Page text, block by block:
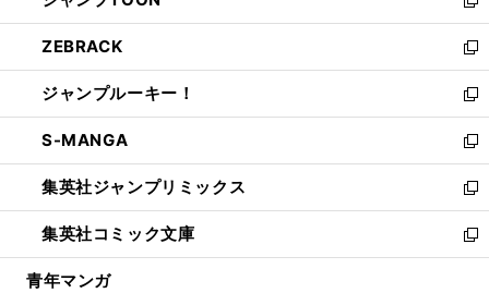
開
く
ウ
で
開
く
ン
ド
ウ
で
開
く
ウ
ィ
ン
ド
ウ
で
開
く
新
し
い
ウ
ィ
ン
ド
ウ
で
開
く
ZEBRACK
新
し
い
ウ
ィ
ン
ド
ウ
で
開
ジャンプルーキー！
新
し
い
ウ
ィ
ン
ド
ウ
S-MANGA
新
し
い
ウ
ィ
ン
集英社ジャンプリミックス
新
し
い
ウ
集英社コミック文庫
新
し
青年マンガ